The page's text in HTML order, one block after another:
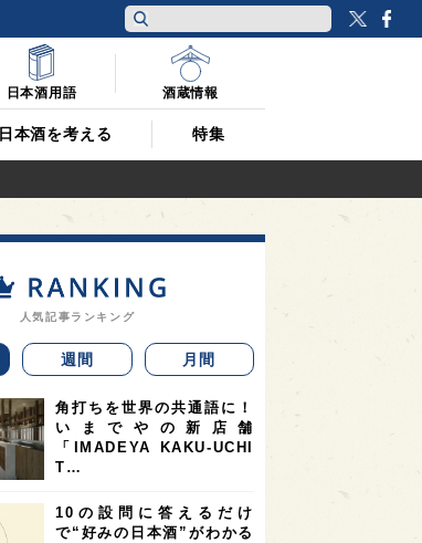
日本酒を考える 特集
日本酒用語 酒蔵情報
人気記事ランキング
週間 月間
角打ちを世界の共通語に！
いまでやの新店舗
「IMADEYA KAKU-UCHI
T…
10の設問に答えるだけ
で“好みの日本酒”がわかる